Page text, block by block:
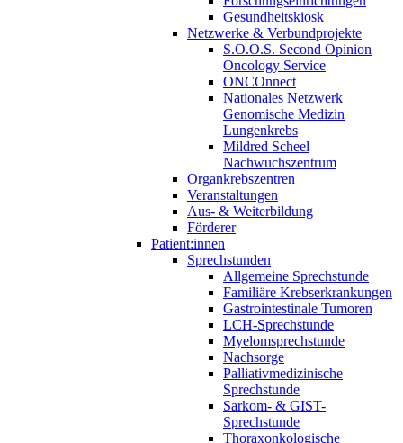
Gesundheitskiosk
Netzwerke & Verbundprojekte
S.O.O.S. Second Opinion
Oncology Service
ONCOnnect
Nationales Netzwerk
Genomische Medizin
Lungenkrebs
Mildred Scheel
Nachwuchszentrum
Organkrebszentren
Veranstaltungen
Aus- & Weiterbildung
Förderer
Patient:innen
Sprechstunden
Allgemeine Sprechstunde
Familiäre Krebserkrankungen
Gastrointestinale Tumoren
LCH-Sprechstunde
Myelomsprechstunde
Nachsorge
Palliativmedizinische
Sprechstunde
Sarkom- & GIST-
Sprechstunde
Thoraxonkologische